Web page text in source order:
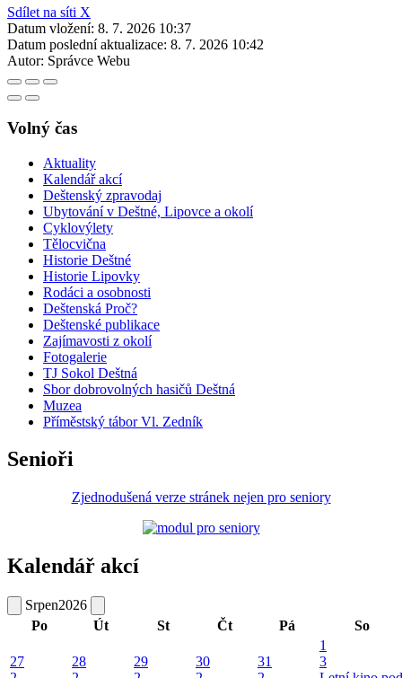
Sdílet na síti X
Datum vložení: 8. 7. 2026 10:37
Datum poslední aktualizace: 8. 7. 2026 10:42
Autor: Správce Webu
Volný čas
Aktuality
Kalendář akcí
Deštenský zpravodaj
Ubytování v Deštné, Lipovce a okolí
Cyklovýlety
Tělocvična
Historie Deštné
Historie Lipovky
Rodáci a osobnosti
Deštenská Proč?
Deštenské publikace
Zajímavosti z okolí
Fotogalerie
TJ Sokol Deštná
Sbor dobrovolných hasičů Deštná
Muzea
Příměstský tábor Vl. Zedník
Senioři
Zjednodušená verze stránek nejen pro seniory
Kalendář akcí
Srpen2026
Po
Út St Čt Pá So
27
28
29
30
31
1
3